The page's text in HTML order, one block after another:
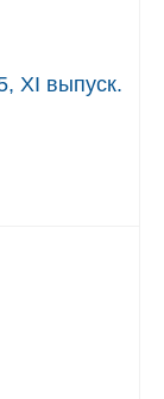
XI выпуск.